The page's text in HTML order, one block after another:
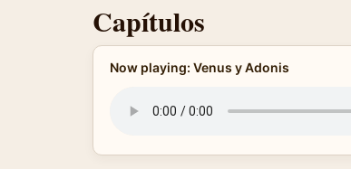
Capítulos
Now playing: Venus y Adonis